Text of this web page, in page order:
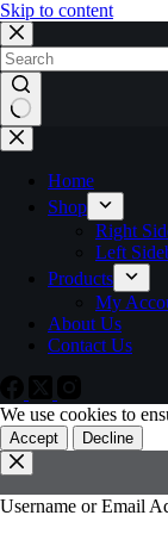
Skip to content
Home
Shop
Right
Left
Products
My
About Us
Contact Us
We use cookies to
Accept Decline
Username or Email